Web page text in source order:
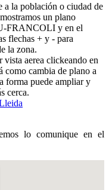
a la población o ciudad de
un plano
FRANCOLI y en el
flechas + y - para
la zona.
aerea clickeando en
cambia de plano a
forma puede ampliar y
cerca.
lo comunique en el